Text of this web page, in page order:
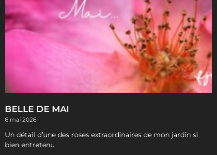
BELLE DE MAI
6 mai 2026
Un détail d’une des roses extraordinaires de mon jardin si
bien entretenu